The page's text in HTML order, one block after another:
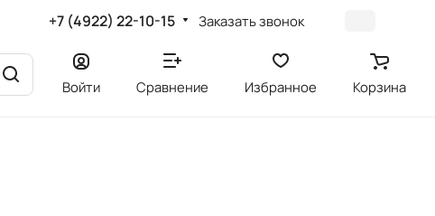
+7 (4922) 22-10-15 Заказать звонок
Войти Сравнение Избранное Корзина